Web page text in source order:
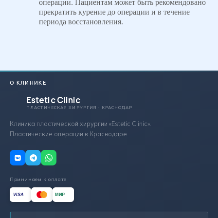
операции. Пациентам может быть рекомендовано
прекратить курение до операции и в течение
периода восстановления.
О КЛИНИКЕ
Estetic Clinic
ПЛАСТИЧЕСКАЯ ХИРУРГИЯ · КРАСНОДАР
Клиника пластической хирургии «Estetic Clinic».
Пластические операции в Краснодаре.
Принимаем к оплате
VISA МИР